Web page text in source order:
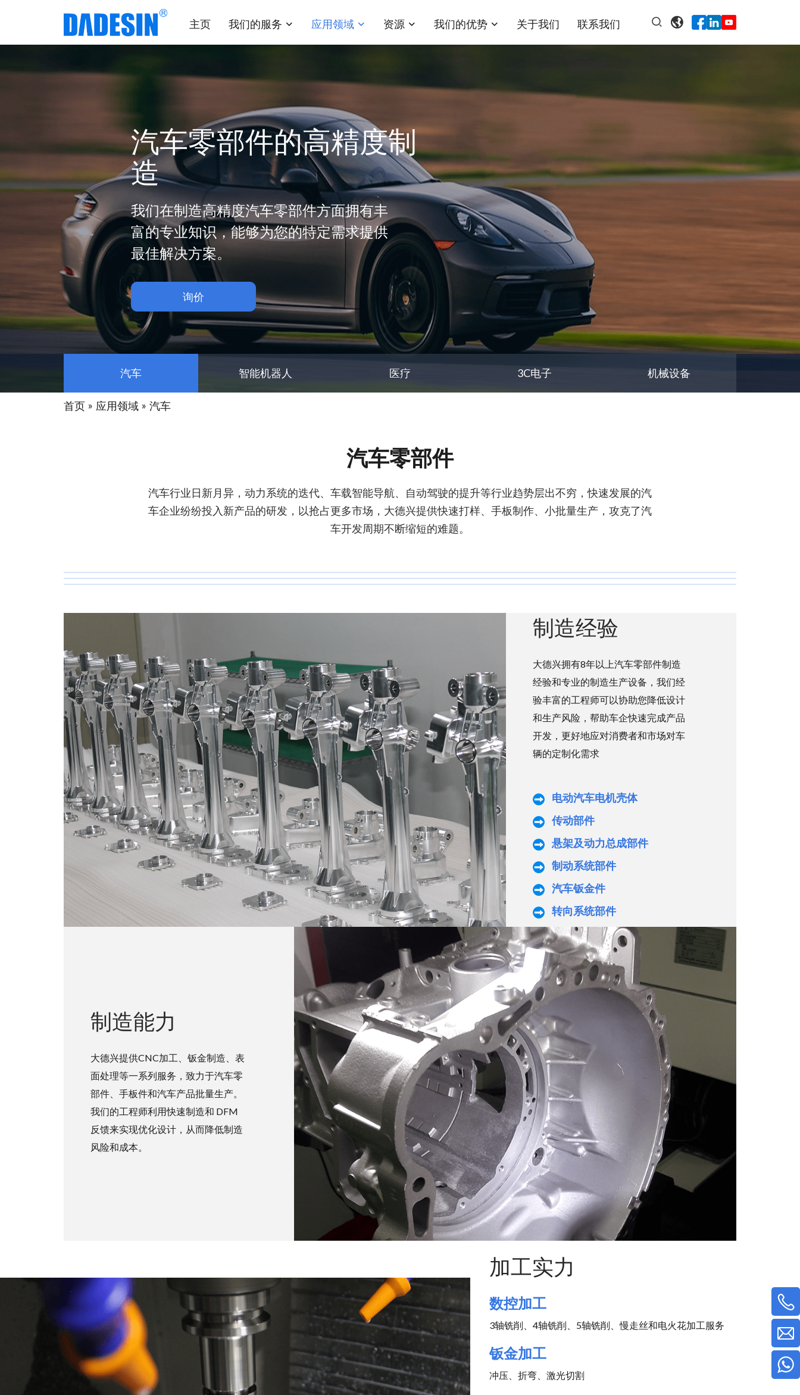
主页 我们的服务 应用领域 资源 我们的优势 关于我们 联系我们
汽车零部件的高精度制
造
我们在制造高精度汽车零部件方面拥有丰
富的专业知识，能够为您的特定需求提供
最佳解决方案。
询价
汽车 智能机器人 医疗 3C电子 机械设备
首页 » 应用领域 » 汽车
汽车零部件
汽车行业日新月异，动力系统的迭代、车载智能导航、自动驾驶的提升等行业趋势层出不穷，快速发展的汽
车企业纷纷投入新产品的研发，以抢占更多市场，大德兴提供快速打样、手板制作、小批量生产，攻克了汽
车开发周期不断缩短的难题。
制造经验
大德兴拥有8年以上汽车零部件制造
经验和专业的制造生产设备，我们经
验丰富的工程师可以协助您降低设计
和生产风险，帮助车企快速完成产品
开发，更好地应对消费者和市场对车
辆的定制化需求
电动汽车电机壳体
传动部件
悬架及动力总成部件
制动系统部件
汽车钣金件
转向系统部件
制造能力
大德兴提供CNC加工、钣金制造、表
面处理等一系列服务，致力于汽车零
部件、手板件和汽车产品批量生产。
我们的工程师利用快速制造和 DFM
反馈来实现优化设计，从而降低制造
风险和成本。
加工实力
数控加工
3轴铣削、4轴铣削、5轴铣削、慢走丝和电火花加工服务
钣金加工
冲压、折弯、激光切割